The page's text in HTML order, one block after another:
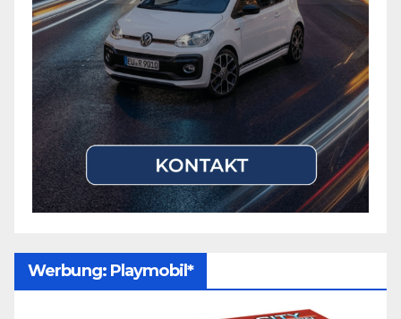
Werbung: Playmobil*